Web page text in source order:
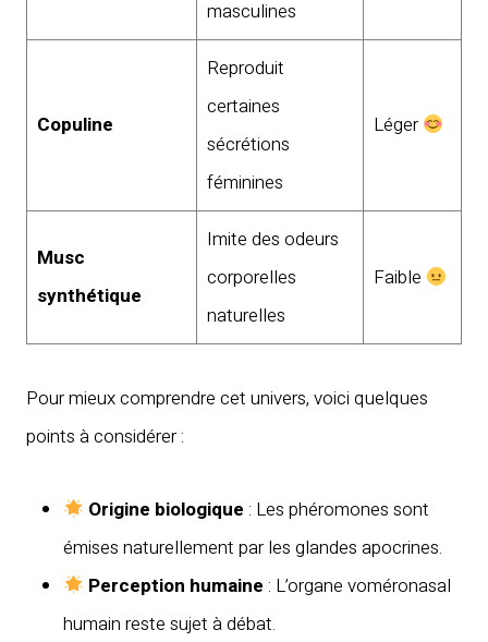
masculines
Copuline
Reproduit
certaines
sécrétions
féminines
Léger
Musc
synthétique
Imite des odeurs
corporelles
naturelles
Faible
Pour mieux comprendre cet univers, voici quelques
points à considérer :
Origine biologique : Les phéromones sont
émises naturellement par les glandes apocrines.
Perception humaine : L’organe voméronasal
humain reste sujet à débat.